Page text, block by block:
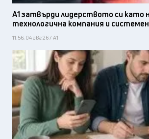
А1 затвърди лидерството си като
технологична компания и
11:56, 04 авг 26 / А1